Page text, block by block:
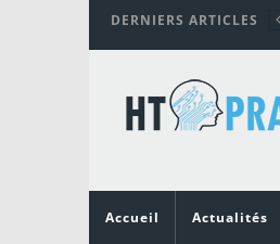
DERNIERS ARTICLES
Accueil
Actualités